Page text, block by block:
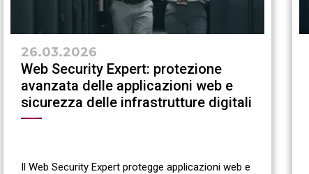
26.03.2026
Web Security Expert: protezione
avanzata delle applicazioni web e
sicurezza delle infrastrutture digitali
Il Web Security Expert protegge applicazioni web e